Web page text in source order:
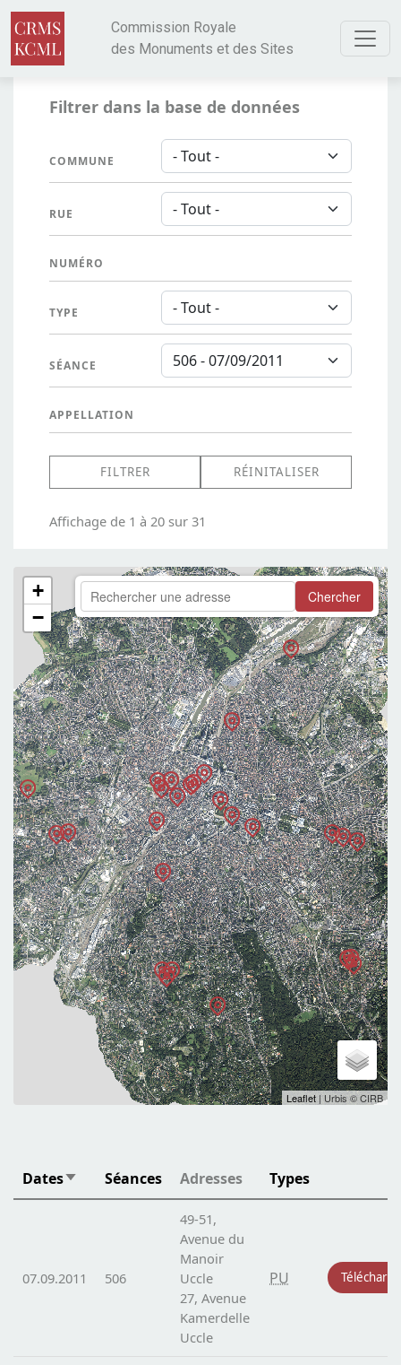
Aller au contenu principal
Commission Royale
des Monuments et des Sites
Filtrer dans la base de données
COMMUNE
RUE
NUMÉRO
TYPE
SÉANCE
APPELLATION
Affichage de 1 à 20 sur 31
+
−
Chercher
Leaflet | Urbis © CIRB
DatesTrier par ordre croissant
Séances Adresses Types
07.09.2011 506
49-51,
Avenue du
Manoir
Uccle
27, Avenue
Kamerdelle
Uccle
PU